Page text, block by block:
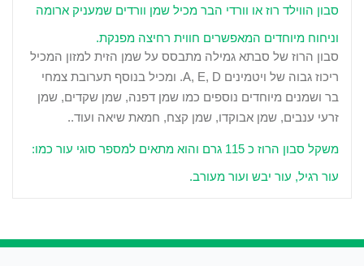
סבון הווילד רוז או וורדי הבר מכיל שמן וורדים שמעניק ארומה
וניחוח מיוחדים המאפשרים חווית רחיצה מפנקת.
סבון הרוז של סבתא גמילה מתבסס על שמן הזית למזון המכיל
ריכוז גבוה של ויטמינים A, E, D. ומכיל בנוסף תערובת צמחי
בר ושמנים מיוחדים נוספים כמו שמן דפנה, שמן שקדים, שמן
זרעי ענבים, שמן אבוקדו, שמן קצח, חמאת שיאה ועוד..
משקל סבון הרוז כ 115 גרם והוא מתאים למספר סוגי עור כמו:
עור רגיל, עור יבש ועור מעורב.